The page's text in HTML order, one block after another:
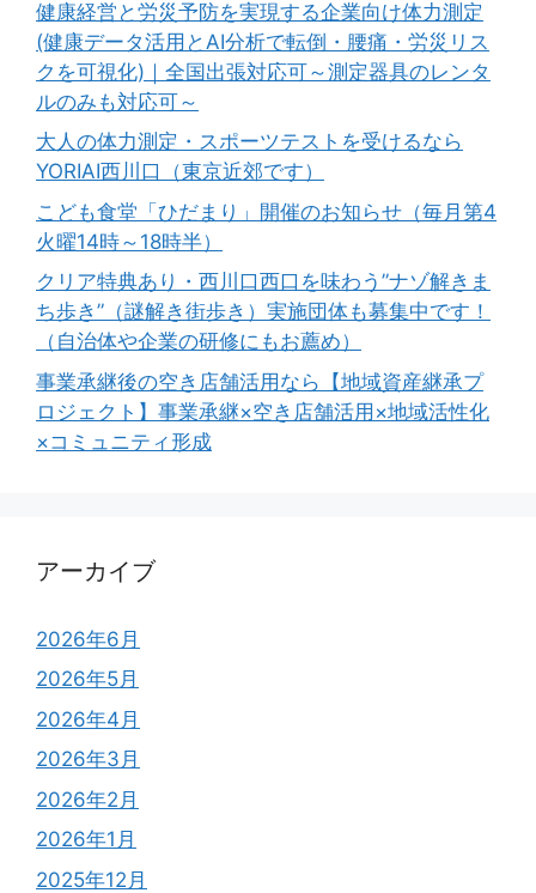
健康経営と労災予防を実現する企業向け体力測定
(健康データ活用とAI分析で転倒・腰痛・労災リス
クを可視化)｜全国出張対応可～測定器具のレンタ
ルのみも対応可～
大人の体力測定・スポーツテストを受けるなら
YORIAI西川口（東京近郊です）
こども食堂「ひだまり」開催のお知らせ（毎月第4
火曜14時～18時半）
クリア特典あり・西川口西口を味わう”ナゾ解きま
ち歩き”（謎解き街歩き）実施団体も募集中です！
（自治体や企業の研修にもお薦め）
事業承継後の空き店舗活用なら【地域資産継承プ
ロジェクト】事業承継×空き店舗活用×地域活性化
×コミュニティ形成
アーカイブ
2026年6月
2026年5月
2026年4月
2026年3月
2026年2月
2026年1月
2025年12月